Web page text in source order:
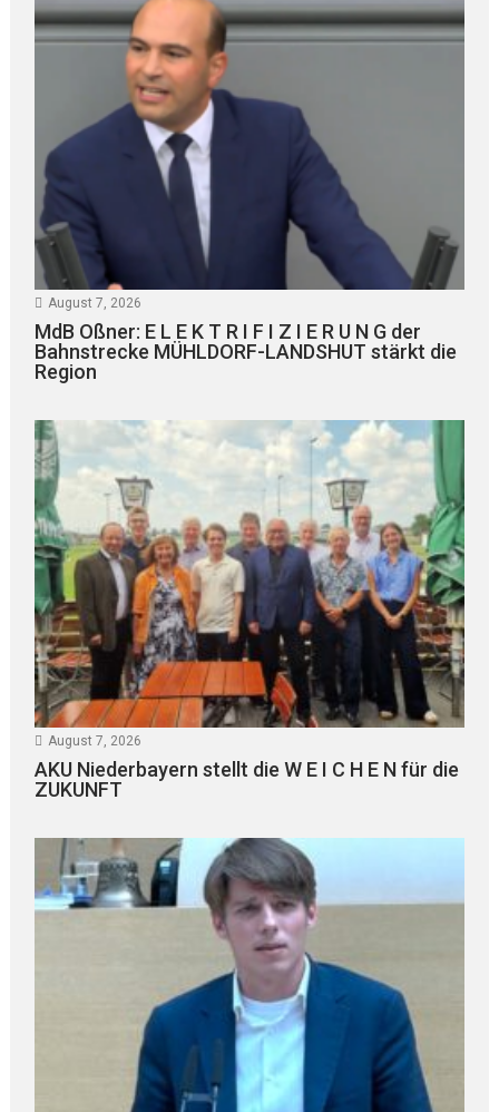
August 7, 2026
MdB Oßner: E L E K T R I F I Z I E R U N G der
Bahnstrecke MÜHLDORF-LANDSHUT stärkt die
Region
August 7, 2026
AKU Niederbayern stellt die W E I C H E N für die
ZUKUNFT